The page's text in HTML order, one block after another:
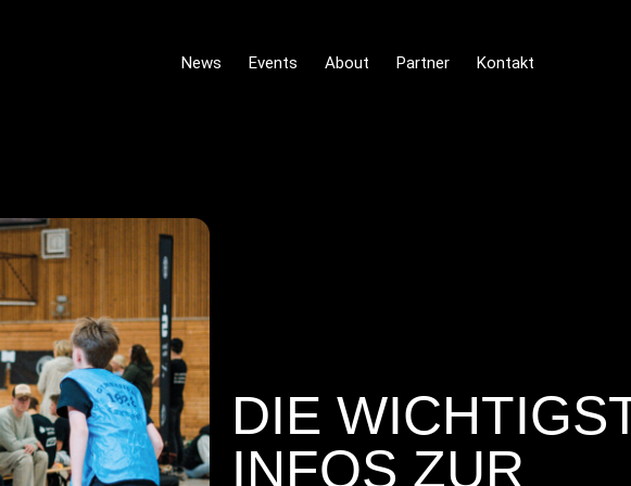
News Events About Partner Kontakt
DIE
INFOS ZUR